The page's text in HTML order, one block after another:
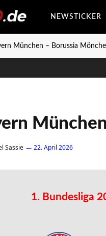
NEWSTICKER
München – Borussia
Sassie 22. April 2026
1. Bundesliga